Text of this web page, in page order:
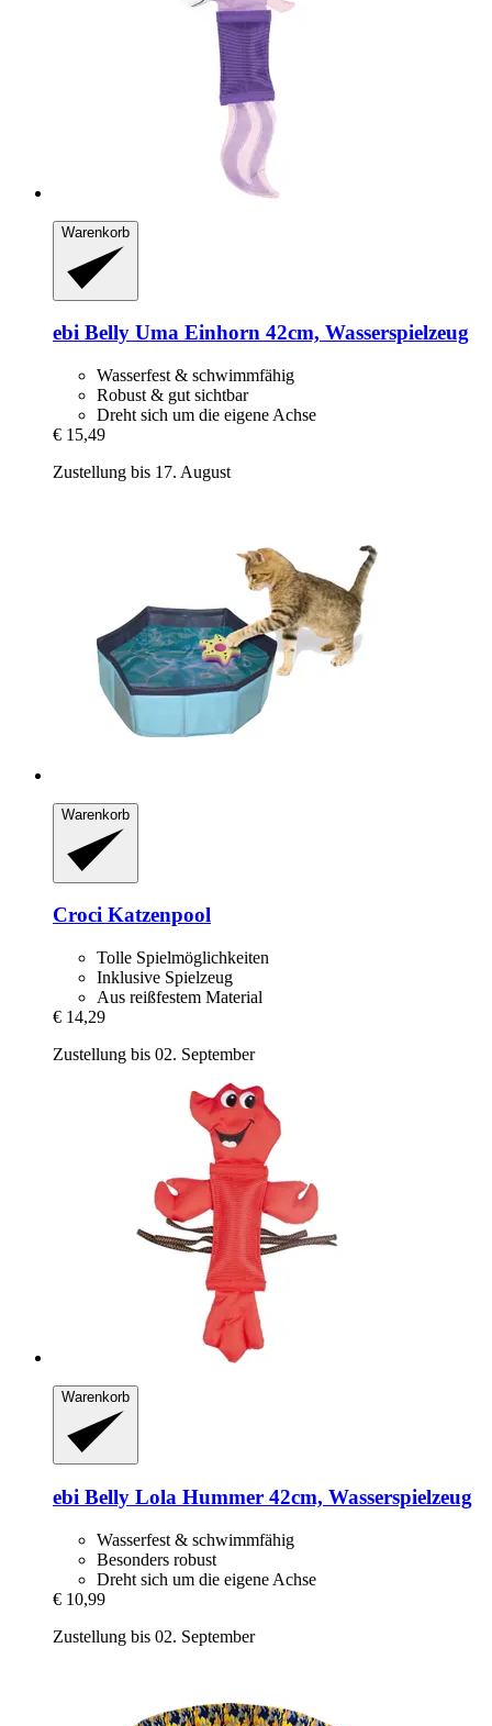
Warenkorb
ebi Belly Uma Einhorn 42cm, Wasserspielzeug
Wasserfest & schwimmfähig
Robust & gut sichtbar
Dreht sich um die eigene Achse
€ 15,49
Zustellung bis 17. August
Warenkorb
Croci Katzenpool
Tolle Spielmöglichkeiten
Inklusive Spielzeug
Aus reißfestem Material
€ 14,29
Zustellung bis 02. September
Warenkorb
ebi Belly Lola Hummer 42cm, Wasserspielzeug
Wasserfest & schwimmfähig
Besonders robust
Dreht sich um die eigene Achse
€ 10,99
Zustellung bis 02. September